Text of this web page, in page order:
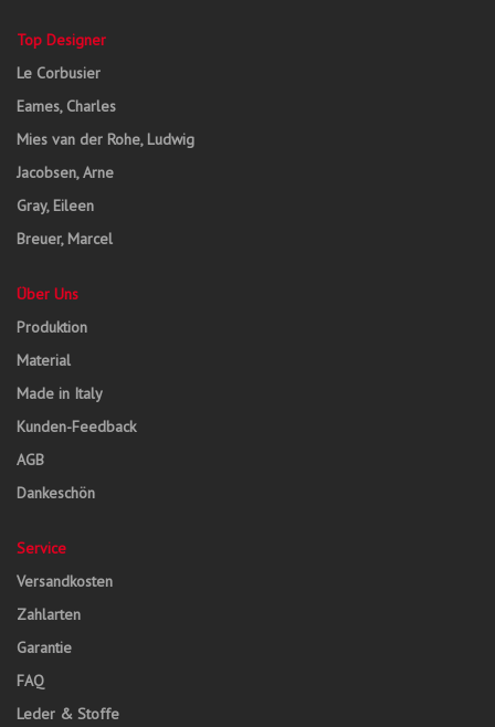
Top Designer
Le Corbusier
Eames, Charles
Mies van der Rohe, Ludwig
Jacobsen, Arne
Gray, Eileen
Breuer, Marcel
Über Uns
Produktion
Material
Made in Italy
Kunden-Feedback
AGB
Dankeschön
Service
Versandkosten
Zahlarten
Garantie
FAQ
Leder & Stoffe